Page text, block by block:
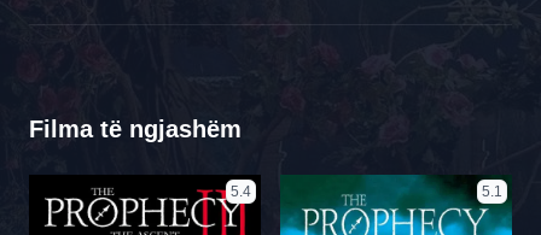
Filma të ngjashëm
5.4 5.1